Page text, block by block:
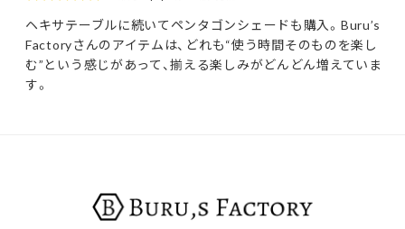
ヘキサテーブルに続いてペンタゴンシェードも購入。Buru’s
Factoryさんのアイテムは、どれも“使う時間そのものを楽し
む”という感じがあって、揃える楽しみがどんどん増えていま
す。